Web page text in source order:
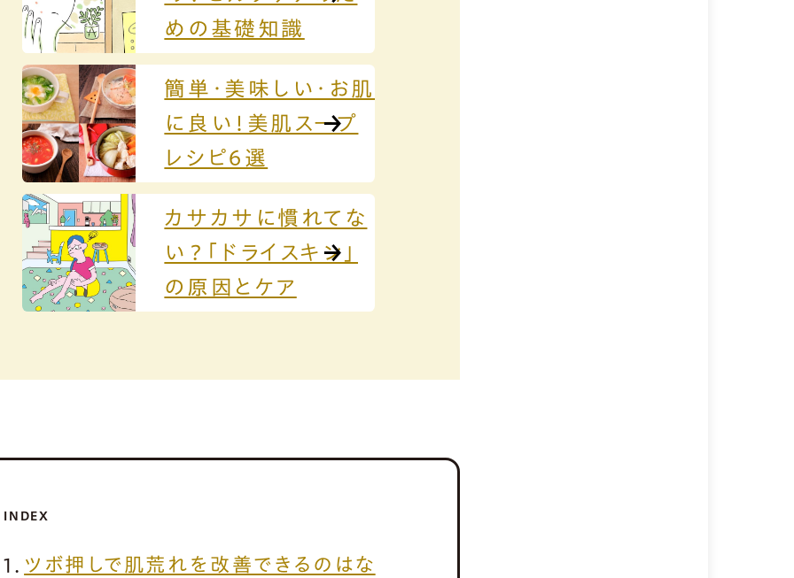
めの基礎知識
簡単・美味しい・お肌
に良い！美肌スープ
レシピ６選
カサカサに慣れてな
い？「ドライスキン」
の原因とケア
INDEX
ツボ押しで肌荒れを改善できるのはな